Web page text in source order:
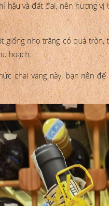
hậu và đất đai, nên hương
giống nho trắng có quả
hoạch.
chai vang này, bạn nên